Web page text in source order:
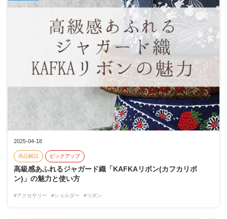
2025-04-18
商品解説 ピックアップ
高級感あふれるジャガード織「KAFKAリボン(カフカリボ
ン)」の魅力と使い方
#アクセサリー #ショルダー #リボン